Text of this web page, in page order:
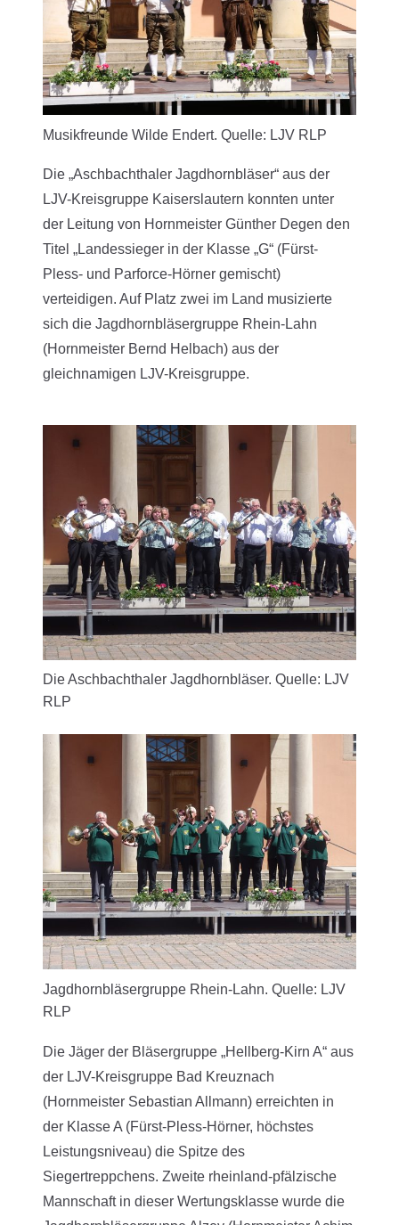
Musikfreunde Wilde Endert. Quelle: LJV RLP
Die „Aschbachthaler Jagdhornbläser“ aus der
LJV-Kreisgruppe Kaiserslautern konnten unter
der Leitung von Hornmeister Günther Degen den
Titel „Landessieger in der Klasse „G“ (Fürst-
Pless- und Parforce-Hörner gemischt)
verteidigen. Auf Platz zwei im Land musizierte
sich die Jagdhornbläsergruppe Rhein-Lahn
(Hornmeister Bernd Helbach) aus der
gleichnamigen LJV-Kreisgruppe.
Die Aschbachthaler Jagdhornbläser. Quelle: LJV
RLP
Jagdhornbläsergruppe Rhein-Lahn. Quelle: LJV
RLP
Die Jäger der Bläsergruppe „Hellberg-Kirn A“ aus
der LJV-Kreisgruppe Bad Kreuznach
(Hornmeister Sebastian Allmann) erreichten in
der Klasse A (Fürst-Pless-Hörner, höchstes
Leistungsniveau) die Spitze des
Siegertreppchens. Zweite rheinland-pfälzische
Mannschaft in dieser Wertungsklasse wurde die